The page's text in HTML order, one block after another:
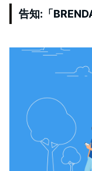
告知:「